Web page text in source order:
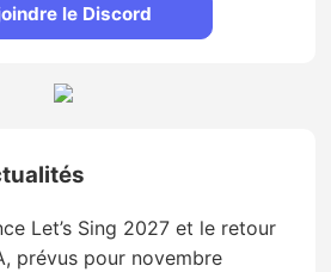
le Discord
Let’s Sing 2027 et le retour
prévus pour novembre